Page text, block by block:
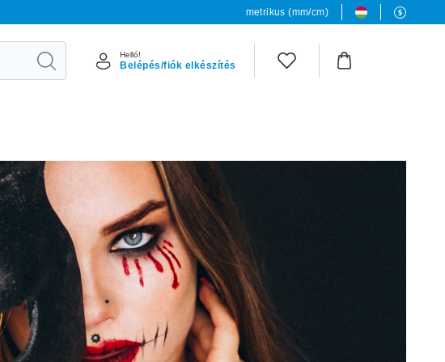
metrikus (mm/cm)
Helló!
Belépés/fiók elkészítés